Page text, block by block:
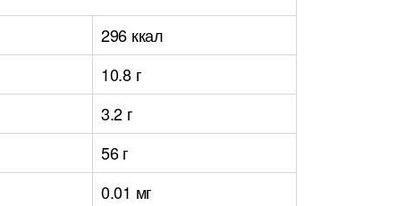
296 ккал
10.8 г
3.2 г
56 г
0.01 мг